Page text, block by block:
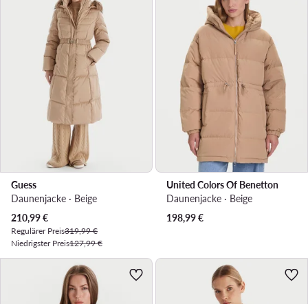
Guess
Daunenjacke · Beige
Aktueller Preis
210,99€
Regulärer Preis319,99 €
Niedrigster Preis127,99 €
United Colors Of Benetton
Daunenjacke · Beige
198,99€